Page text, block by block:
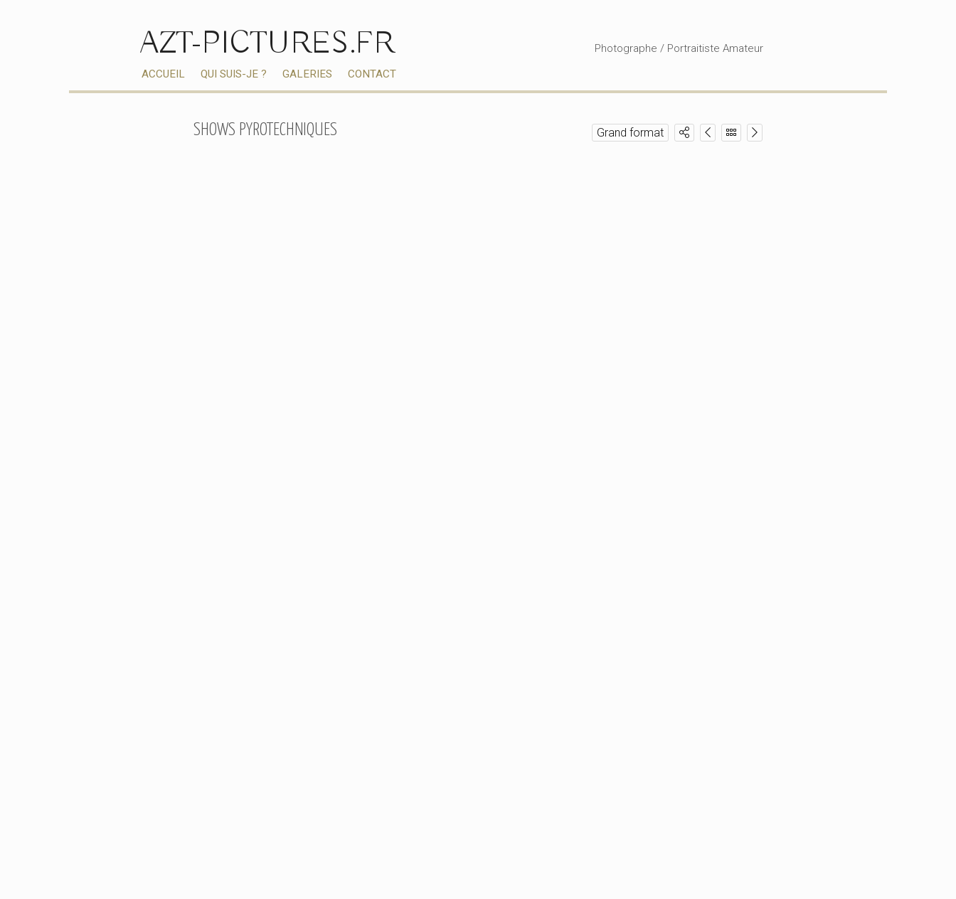
AZT-PICTURES.FR
Photographe / Portraitiste Amateur
ACCUEIL
QUI SUIS-JE ? GALERIES CONTACT
Grand format
SHOWS PYROTECHNIQUES